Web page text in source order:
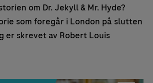
om Dr. Jekyll & Mr. Hyde?
som foregår i London på slutten
er skrevet av Robert Louis